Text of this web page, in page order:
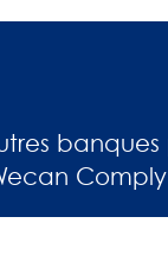
banques
Comply